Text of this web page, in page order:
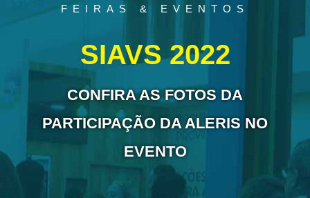
FEIRAS & EVENTOS
SIAVS 2022
CONFIRA AS FOTOS DA
PARTICIPAÇÃO DA ALERIS NO
EVENTO